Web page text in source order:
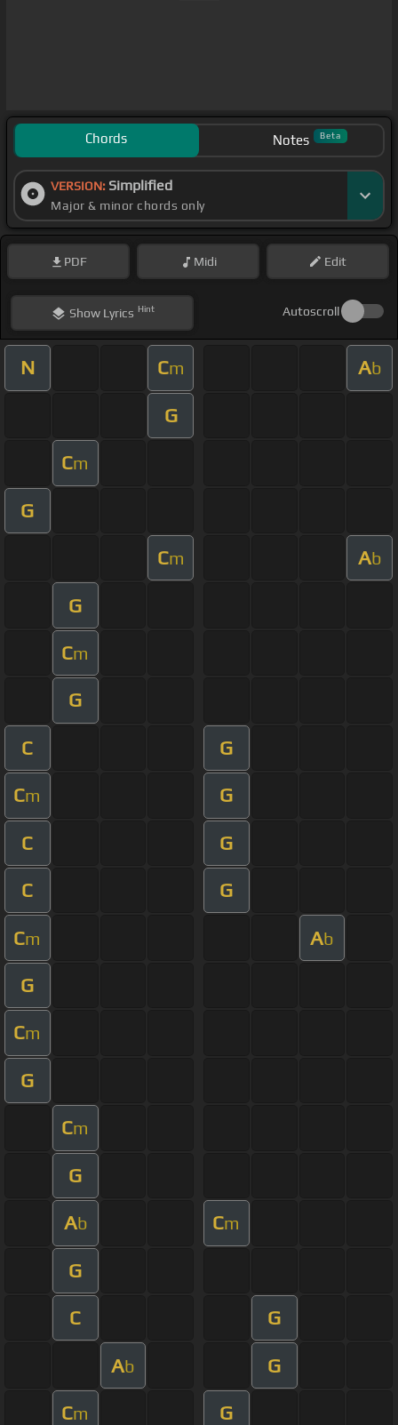
Chords Notes Beta
VERSION: Simplified
Major & minor chords only
PDF Midi Edit
ShowLyrics Hint Autoscroll
N Cm Ab
G
Cm
G
Cm Ab
G
Cm
G
C G
Cm G
C G
C G
Cm Ab
G
Cm
G
Cm
G
Ab Cm
G
C G
Ab G
Cm G